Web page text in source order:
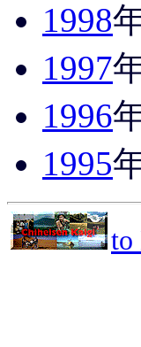
1998
1997
1996
1995
to